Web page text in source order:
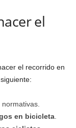
el
el recorrido en
en bicicleta